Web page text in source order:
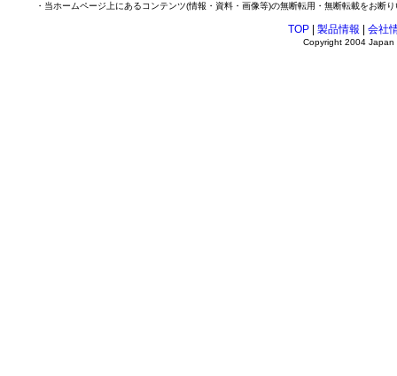
・当ホームページ上にあるコンテンツ(情報・資料・画像等)の無断転用・無断転載をお断
TOP| 製品情報 会社
Copyright 2004 Japan